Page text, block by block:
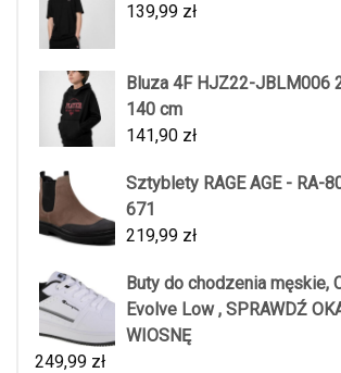
139,99 zł
Bluza 4F HJZ22-JBLM006
140 cm
141,90 zł
Sztyblety RAGE AGE - RA-
671
219,99 zł
Buty do chodzenia męskie,
Evolve Low , SPRAWDŹ
WIOSNĘ
249,99 zł